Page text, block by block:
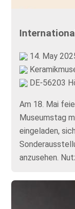
14. May
DE-56203
Am 18. Mai
Museumstag
eingeladen,
anzusehen.